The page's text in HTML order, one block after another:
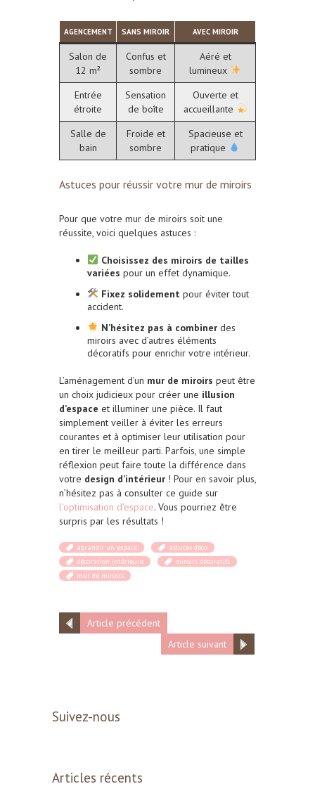
AGENCEMENT SANS MIROIR AVEC MIROIR
Salon de
12 m²
Confus et
sombre
Aéré et
lumineux
Entrée
étroite
Sensation
de boîte
Ouverte et
accueillante
Salle de
bain
Froide et
sombre
Spacieuse et
pratique
Astuces pour réussir votre mur de miroirs
Pour que votre mur de miroirs soit une
réussite, voici quelques astuces :
Choisissez des miroirs de tailles
variées pour un effet dynamique.
Fixez solidement pour éviter tout
accident.
N’hésitez pas à combinerdes
miroirs avec d’autres éléments
décoratifs pour enrichir votre intérieur.
L’aménagement d’un mur de miroirs peut être
un choix judicieux pour créer une illusion
d’espace et illuminer une pièce. Il faut
simplement veiller à éviter les erreurs
courantes et à optimiser leur utilisation pour
en tirer le meilleur parti. Parfois, une simple
réflexion peut faire toute la différence dans
votre design d’intérieur ! Pour en savoir plus,
n’hésitez pas à consulter ce guide sur
l’optimisation d’espace. Vous pourriez être
surpris par les résultats !
agrandir un espace
astuces déco
décoration intérieure
miroirs décoratifs
mur de miroirs
Article précédent
Article suivant
Suivez-nous
Articles récents